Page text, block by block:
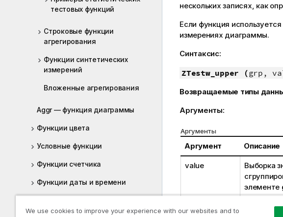
тестовых функций
Строковые функции
агрегирования
Функции синтетических
измерений
Вложенные агрегирования
Aggr — функция диаграммы
Функции цвета
Условные функции
Функции счетчика
Функции даты и времени
логарифмические функции
нескольких записях, как
Если функция
измерениях диаграммы.
Синтаксис:
ZTestw_upper (grp,
Возвращаемые типы
Аргументы:
Аргументы
Аргумент Описание
value
Выборка
элементе
скрипте
We use cookies to improve your experience with our websites and to